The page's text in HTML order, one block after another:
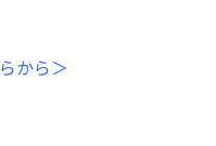
から＞